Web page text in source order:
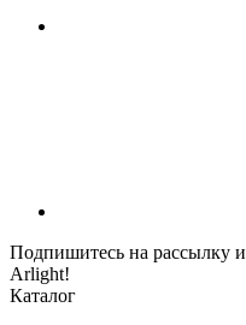
Подпишитесь на рассылку и
Arlight!
Каталог